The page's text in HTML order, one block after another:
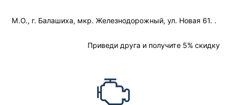
М.О., г. Балашиха, мкр. Железнодорожный, ул. Новая 61. .
Приведи друга и получите 5% скидку